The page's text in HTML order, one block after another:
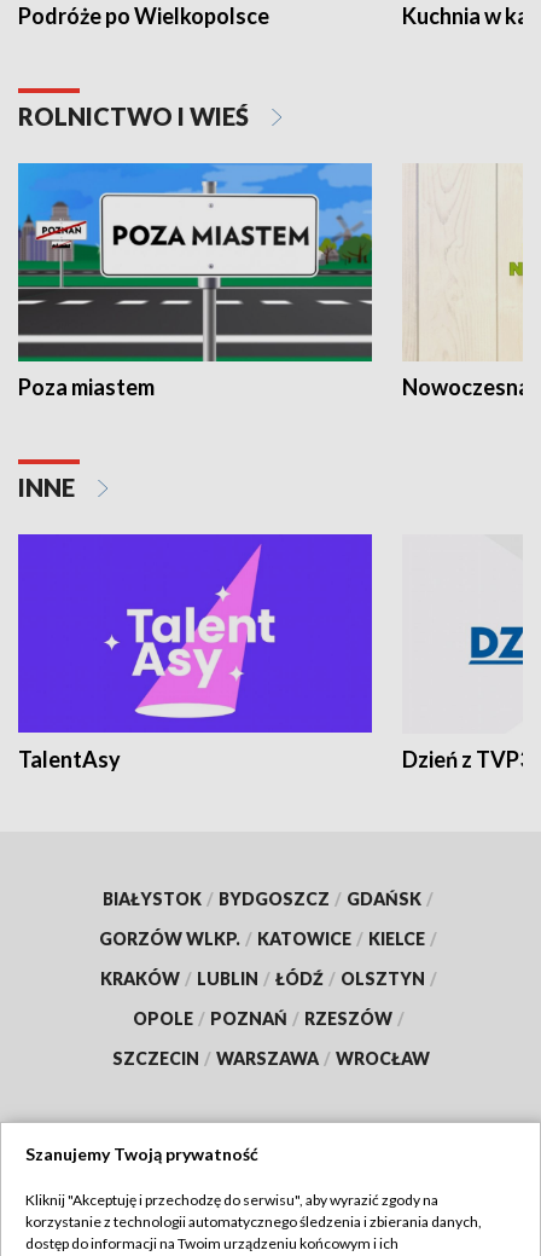
Podróże po Wielkopolsce Kuchnia w
ROLNICTWO I WIEŚ
Poza miastem Nowoczesna
INNE
TalentAsy Dzień z TVP3
BIAŁYSTOK / BYDGOSZCZ / GDAŃSK /
GORZÓW WLKP. / KATOWICE / KIELCE /
KRAKÓW / LUBLIN / ŁÓDŹ / OLSZTYN /
OPOLE / POZNAŃ / RZESZÓW /
SZCZECIN / WARSZAWA / WROCŁAW
TVP
Szanujemy Twoją prywatność
Kliknij "Akceptuję i przechodzę do serwisu", aby wyrazić zgody na
korzystanie z technologii automatycznego śledzenia i zbierania danych,
dostęp do informacji na Twoim urządzeniu końcowym i ich